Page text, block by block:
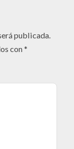
publicada.
con*